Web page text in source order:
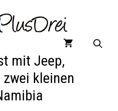
mit Jeep,
kleinen